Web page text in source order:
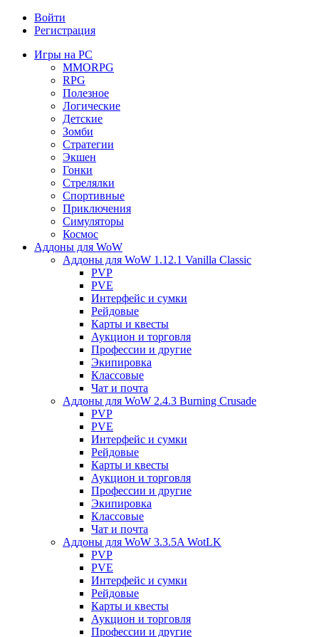
Войти
Регистрация
Игры на PC
MMORPG
RPG
Полезное
Логические
Детские
Зомби
Стратегии
Экшен
Гонки
Стрелялки
Спортивные
Приключения
Симуляторы
Космос
Аддоны для WoW
Аддоны для WoW 1.12.1 Vanilla Classic
PVP
PVE
Интерфейс и сумки
Рейдовые
Карты и квесты
Аукцион и торговля
Профессии и другие
Экипировка
Классовые
Чат и почта
Аддоны для WoW 2.4.3 Burning Crusade
PVP
PVE
Интерфейс и сумки
Рейдовые
Карты и квесты
Аукцион и торговля
Профессии и другие
Экипировка
Классовые
Чат и почта
Аддоны для WoW 3.3.5A WotLK
PVP
PVE
Интерфейс и сумки
Рейдовые
Карты и квесты
Аукцион и торговля
Профессии и другие